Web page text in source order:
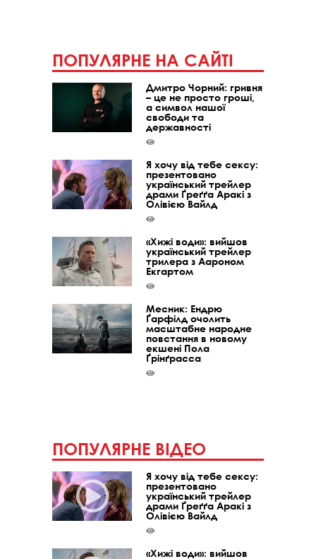
ПОПУЛЯРНЕ НА САЙТІ
Дмитро Чорний: гривня
– це не просто гроші,
а символ нашої
свободи та
державності
Я хочу від тебе сексу:
презентовано
український трейлер
драми Ґреґґа Аракі з
Олівією Вайлд
«Хижі води»: вийшов
український трейлер
трилера з Аароном
Екгартом
Месник: Ендрю
Ґарфілд очолить
масштабне народне
повстання в новому
екшені Пола
Ґрінґрасса
ПОПУЛЯРНЕ ВІДЕО
Я хочу від тебе сексу:
презентовано
український трейлер
драми Ґреґґа Аракі з
Олівією Вайлд
«Хижі води»: вийшов